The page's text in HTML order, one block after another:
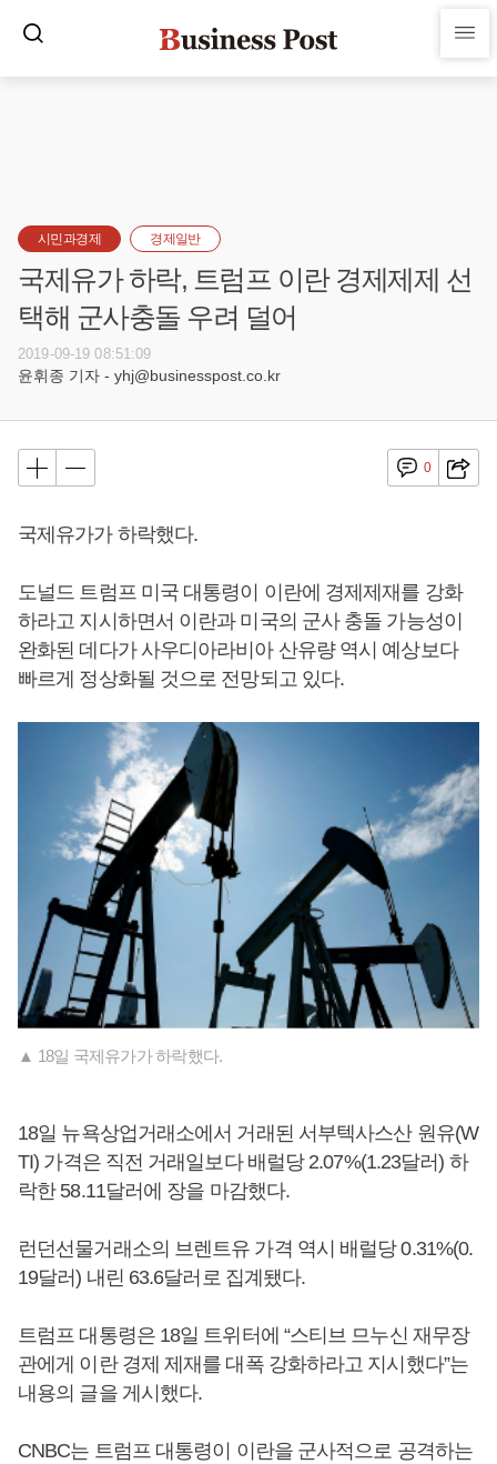
시민과경제 경제일반
국제유가 하락, 트럼프 이란 경제제제 선
택해 군사충돌 우려 덜어
2019-09-19 08:51:09
윤휘종 기자 - yhj@businesspost.co.kr
0
국제유가가 하락했다.
도널드 트럼프 미국 대통령이 이란에 경제제재를 강화
하라고 지시하면서 이란과 미국의 군사 충돌 가능성이
완화된 데다가 사우디아라비아 산유량 역시 예상보다
빠르게 정상화될 것으로 전망되고 있다.
▲ 18일 국제유가가 하락했다.
18일 뉴욕상업거래소에서 거래된 서부텍사스산 원유(W
TI) 가격은 직전 거래일보다 배럴당 2.07%(1.23달러) 하
락한 58.11달러에 장을 마감했다.
런던선물거래소의 브렌트유 가격 역시 배럴당 0.31%(0.
19달러) 내린 63.6달러로 집계됐다.
트럼프 대통령은 18일 트위터에 “스티브 므누신 재무장
관에게 이란 경제 제재를 대폭 강화하라고 지시했다”는
내용의 글을 게시했다.
CNBC는 트럼프 대통령이 이란을 군사적으로 공격하는